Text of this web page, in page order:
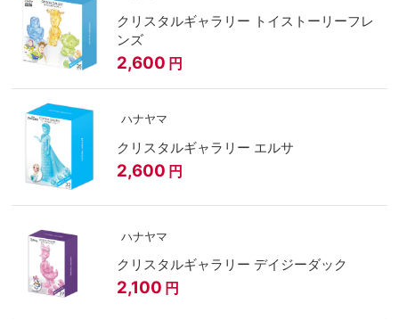
クリスタルギャラリー トイストーリーフレ
ンズ
2,600 円
ハナヤマ
クリスタルギャラリー エルサ
2,600 円
ハナヤマ
クリスタルギャラリー デイジーダック
2,100 円